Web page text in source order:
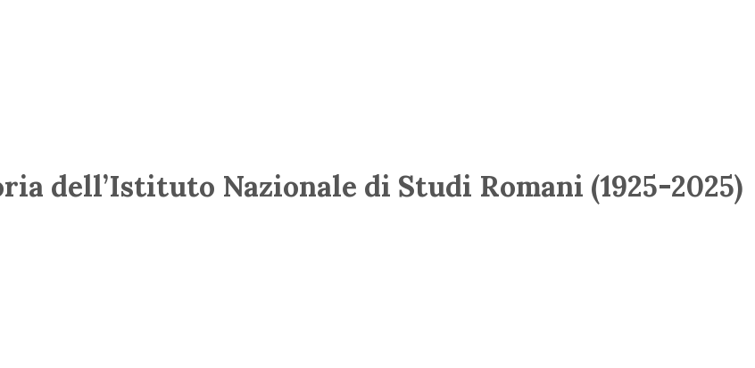
dell’Istituto Nazionale di Studi Romani (1925-2025)